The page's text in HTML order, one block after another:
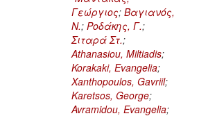
Γεώργιος; Βαγιανός,
Ν.; Ροδάκης, Γ.;
Σιταρά Στ.;
Athanasiou, Miltiadis;
Korakaki, Evangelia;
Xanthopoulos, Gavriil;
Karetsos, George;
Avramidou, Evangelia;